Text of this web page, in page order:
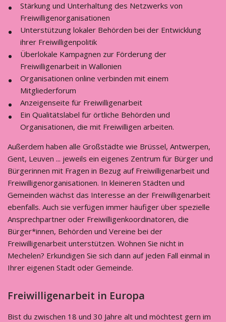
Stärkung und Unterhaltung des Netzwerks von
Freiwilligenorganisationen
Unterstützung lokaler Behörden bei der Entwicklung
ihrer Freiwilligenpolitik
Überlokale Kampagnen zur Förderung der
Freiwilligenarbeit in Wallonien
Organisationen online verbinden mit einem
Mitgliederforum
Anzeigenseite für Freiwilligenarbeit
Ein Qualitätslabel für örtliche Behörden und
Organisationen, die mit Freiwilligen arbeiten.
Außerdem haben alle Großstädte wie Brüssel, Antwerpen,
Gent, Leuven ... jeweils ein eigenes Zentrum für Bürger und
Bürgerinnen mit Fragen in Bezug auf Freiwilligenarbeit und
Freiwilligenorganisationen. In kleineren Städten und
Gemeinden wächst das Interesse an der Freiwilligenarbeit
ebenfalls. Auch sie verfügen immer häufiger über spezielle
Ansprechpartner oder Freiwilligenkoordinatoren, die
Bürger*innen, Behörden und Vereine bei der
Freiwilligenarbeit unterstützen. Wohnen Sie nicht in
Mechelen? Erkundigen Sie sich dann auf jeden Fall einmal in
Ihrer eigenen Stadt oder Gemeinde.
Freiwilligenarbeit in Europa
Bist du zwischen 18 und 30 Jahre alt und möchtest gern im